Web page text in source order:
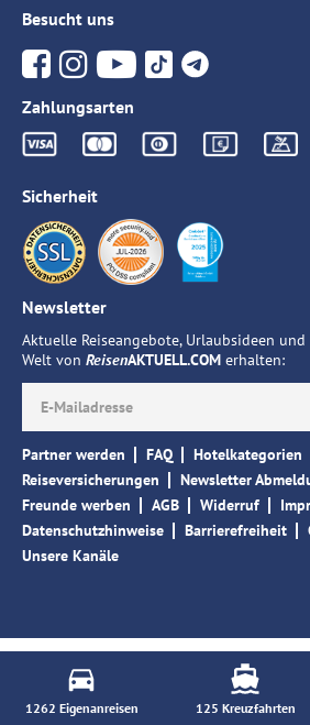
1262 Eigenanreisen 125 Kreuzfahrten
Besucht uns
Zahlungsarten
Sicherheit
Newsletter
Aktuelle Reiseangebote, Urlaubsideen
Welt von ReisenAKTUELL.COM erhalten:
Partner werden FAQ
Hotelkategorien
Reiseversicherungen
Newsletter
Freunde werben
AGB Widerruf
Datenschutzhinweise
Barrierefreiheit
Unsere Kanäle